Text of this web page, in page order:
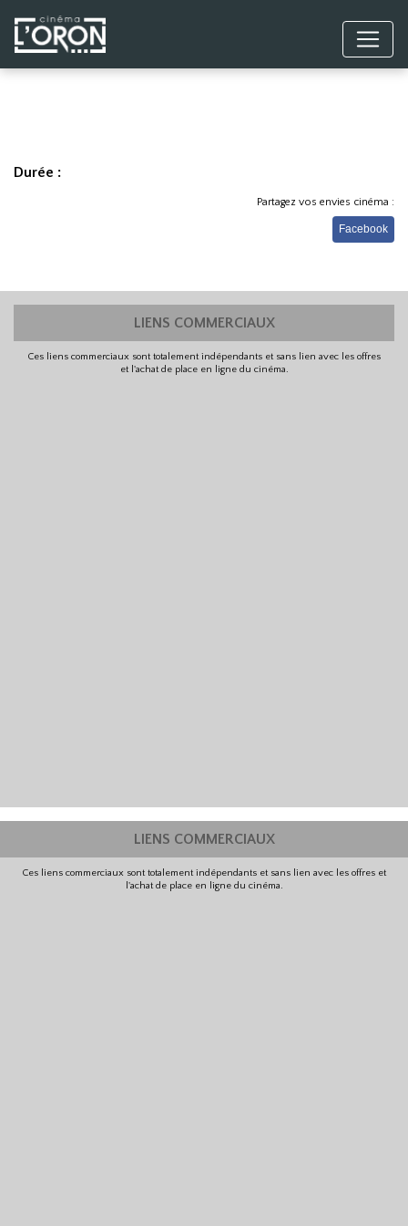
Durée :
Partagez vos envies cinéma :
Facebook
LIENS COMMERCIAUX
Ces liens commerciaux sont totalement indépendants et sans lien avec les offres
et l'achat de place en ligne du cinéma.
LIENS COMMERCIAUX
Ces liens commerciaux sont totalement indépendants et sans lien avec les offres et
l'achat de place en ligne du cinéma.